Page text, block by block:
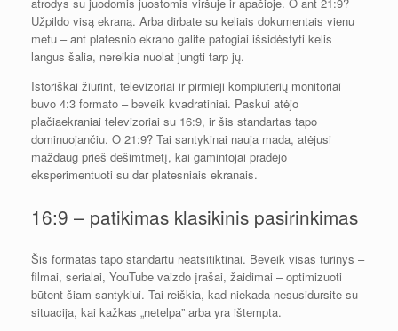
Užpildo visą ekraną. Arba dirbate su keliais dokumentais vienu
metu – ant platesnio ekrano galite patogiai išsidėstyti kelis
langus šalia, nereikia nuolat jungti tarp jų.
Istoriškai žiūrint, televizoriai ir pirmieji kompiuterių monitoriai
buvo 4:3 formato – beveik kvadratiniai. Paskui atėjo
plačiaekraniai televizoriai su 16:9, ir šis standartas tapo
dominuojančiu. O 21:9? Tai santykinai nauja mada, atėjusi
maždaug prieš dešimtmetį, kai gamintojai pradėjo
eksperimentuoti su dar platesniais ekranais.
16:9 – patikimas klasikinis pasirinkimas
Šis formatas tapo standartu neatsitiktinai. Beveik visas turinys –
filmai, serialai, YouTube vaizdo įrašai, žaidimai – optimizuoti
būtent šiam santykiui. Tai reiškia, kad niekada nesusidursite su
situacija, kai kažkas „netelpa” arba yra ištempta.